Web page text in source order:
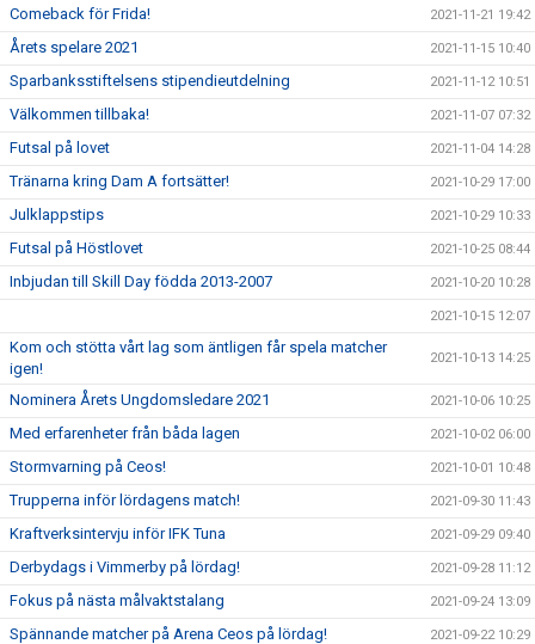
Comeback för Frida! 2021-11-21 19:42
Årets spelare 2021 2021-11-15 10:40
Sparbanksstiftelsens stipendieutdelning 2021-11-12 10:51
Välkommen tillbaka! 2021-11-07 07:32
Futsal på lovet 2021-11-04 14:28
Tränarna kring Dam A fortsätter! 2021-10-29 17:00
Julklappstips 2021-10-29 10:33
Futsal på Höstlovet 2021-10-25 08:44
Inbjudan till Skill Day födda 2013-2007 2021-10-20 10:28
2021-10-15 12:07
Kom och stötta vårt lag som äntligen får spela matcher
igen!
2021-10-13 14:25
Nominera Årets Ungdomsledare 2021 2021-10-06 10:25
Med erfarenheter från båda lagen 2021-10-02 06:00
Stormvarning på Ceos! 2021-10-01 10:48
Trupperna inför lördagens match! 2021-09-30 11:43
Kraftverksintervju inför IFK Tuna 2021-09-29 09:40
Derbydags i Vimmerby på lördag! 2021-09-28 11:12
Fokus på nästa målvaktstalang 2021-09-24 13:09
Spännande matcher på Arena Ceos på lördag! 2021-09-22 10:29